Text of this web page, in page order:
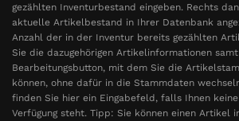
gezählten Inventurbestand eingeben. Rechts
aktuelle Artikelbestand in Ihrer Datenbank
Anzahl der in der Inventur bereits gezählten
Sie die dazugehörigen Artikelinformationen
Bearbeitungsbutton, mit dem Sie die
können, ohne dafür in die Stammdaten
finden Sie hier ein Eingabefeld, falls Ihnen
Verfügung steht. Tipp: Sie können einen Artikel